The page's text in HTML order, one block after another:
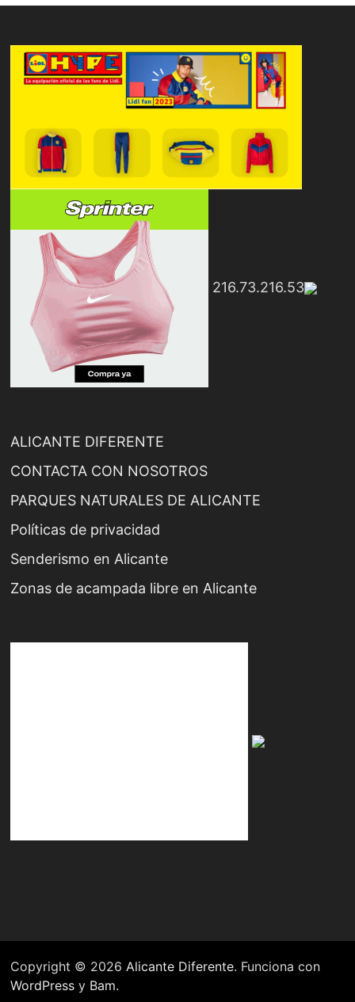
216.73.216.53
ALICANTE DIFERENTE
CONTACTA CON NOSOTROS
PARQUES NATURALES DE ALICANTE
Políticas de privacidad
Senderismo en Alicante
Zonas de acampada libre en Alicante
Copyright © 2026 Alicante Diferente. Funciona con
WordPressy Bam.